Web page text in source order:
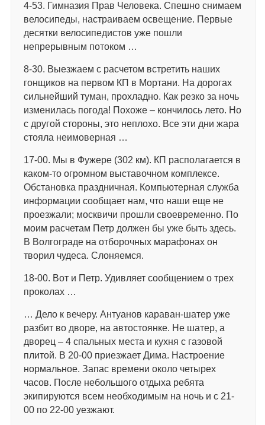
4-53. Гимназия Прав Человека. Спешно снимаем
велосипеды, настраиваем освещение. Первые
десятки велосипедистов уже пошли
непрерывным потоком …
8-30. Выезжаем с расчетом встретить наших
гонщиков на первом КП в Мортани. На дорогах
сильнейший туман, прохладно. Как резко за ночь
изменилась погода! Похоже – кончилось лето. Но
с другой стороны, это неплохо. Все эти дни жара
стояла неимоверная …
17-00. Мы в Фужере (302 км). КП располагается в
каком-то огромном выставочном комплексе.
Обстановка праздничная. Компьютерная служба
информации сообщает нам, что наши еще не
проезжали; москвичи прошли своевременно. По
моим расчетам Петр должен бы уже быть здесь.
В Волгограде на отборочных марафонах он
творил чудеса. Слоняемся.
18-00. Вот и Петр. Удивляет сообщением о трех
проколах …
… Дело к вечеру. Антуанов караван-шатер уже
разбит во дворе, на автостоянке. Не шатер, а
дворец – 4 спальных места и кухня с газовой
плитой. В 20-00 приезжает Дима. Настроение
нормальное. Запас времени около четырех
часов. После небольшого отдыха ребята
экипируются всем необходимым на ночь и с 21-
00 по 22-00 уезжают.